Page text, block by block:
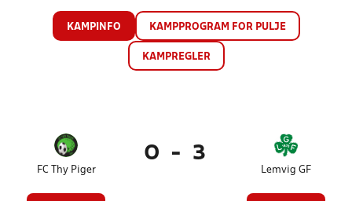
KAMPINFO KAMPPROGRAM FOR PULJE
KAMPREGLER
FC Thy Piger
0 - 3
Lemvig GF